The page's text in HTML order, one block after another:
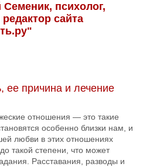
психолог,
сайта
ее причина и лечение
отношения — это такие
особенно близки нам, и
любви в этих отношениях
такой степени, что может
Расставания, разводы и